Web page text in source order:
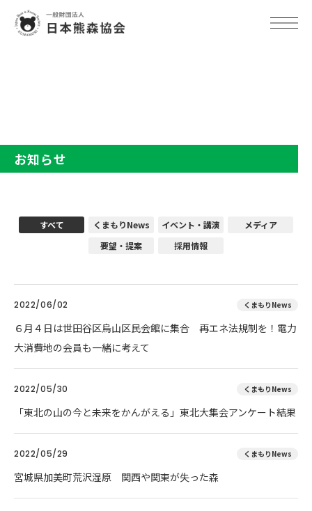
お知らせ
すべて くまもりNews イベント・講演
メディア
要望・提案
採用情報
2022/06/02 くまもりNews
６月４日は世田谷区烏山区民会館に集合 再エネ法規制を！電力
大消費地の会員も一緒に考えて
2022/05/30 くまもりNews
「東北の山の今と未来をかんがえる」東北大集会アンケート結果
2022/05/29 くまもりNews
宮城県加美町荒沢湿原 関西や関東が失った森